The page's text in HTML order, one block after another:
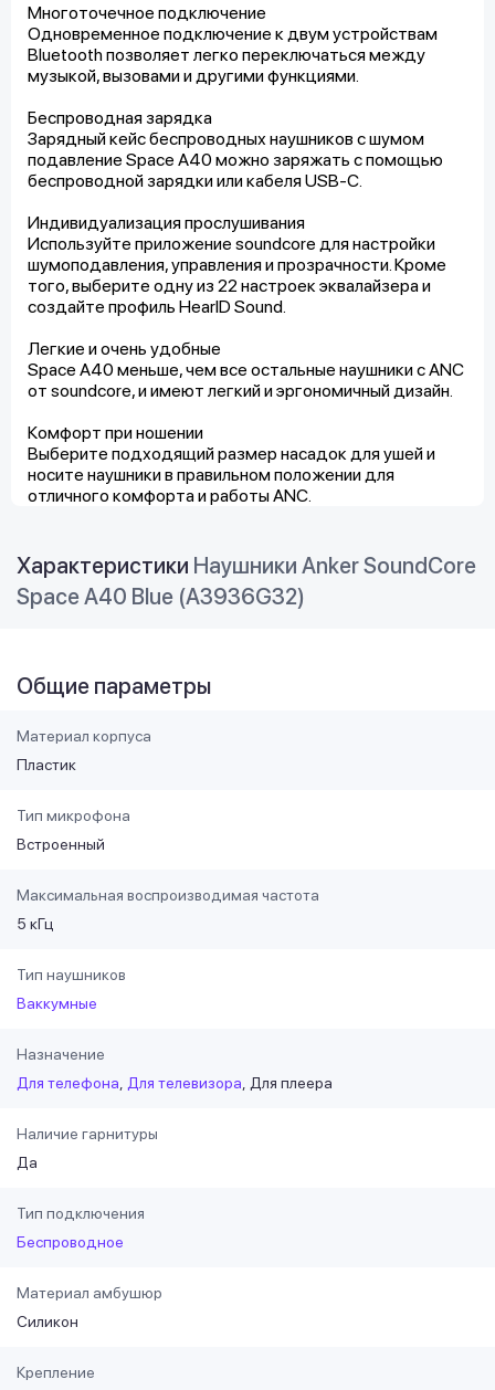
Многоточечное подключение
Одновременное подключение к двум устройствам
Bluetooth позволяет легко переключаться между
музыкой, вызовами и другими функциями.
Беспроводная зарядка
Зарядный кейс беспроводных наушников с шумом
подавление Space A40 можно заряжать с помощью
беспроводной зарядки или кабеля USB-C.
Индивидуализация прослушивания
Используйте приложение soundcore для настройки
шумоподавления, управления и прозрачности. Кроме
того, выберите одну из 22 настроек эквалайзера и
создайте профиль HearID Sound.
Легкие и очень удобные
Space A40 меньше, чем все остальные наушники с ANC
от soundcore, и имеют легкий и эргономичный дизайн.
Комфорт при ношении
Выберите подходящий размер насадок для ушей и
носите наушники в правильном положении для
отличного комфорта и работы ANC.
Характеристики Наушники Anker SoundCore
Space A40 Blue (A3936G32)
Общие параметры
Материал корпуса
Пластик
Тип микрофона
Встроенный
Максимальная воспроизводимая частота
5 кГц
Тип наушников
Ваккумные
Назначение
Для телефона
Для телевизора Для плеера
Наличие гарнитуры
Да
Тип подключения
Беспроводное
Материал амбушюр
Силикон
Крепление